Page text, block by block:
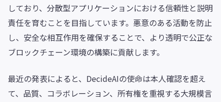
しており、分散型アプリケーションにおける信頼性と説明
責任を育むことを目指しています。悪意のある活動を防止
し、安全な相互作用を確保することで、より透明で公正な
ブロックチェーン環境の構築に貢献します。
最近の発表によると、DecideAIの使命は本人確認を超え
て、品質、コラボレーション、所有権を重視する大規模言